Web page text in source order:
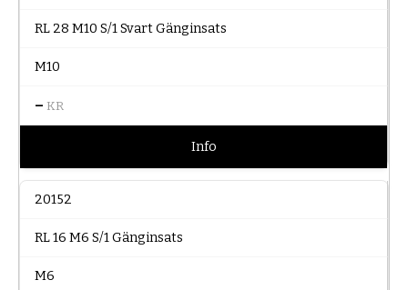
RL 28 M10 S/1 Svart Gänginsats
M10
– KR
Info
20152
RL 16 M6 S/1 Gänginsats
M6